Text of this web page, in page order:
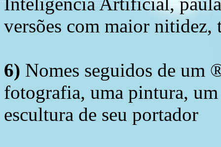
versões com maior nitidez,
6) Nomes seguidos de um
fotografia, uma pintura,
escultura de seu portador